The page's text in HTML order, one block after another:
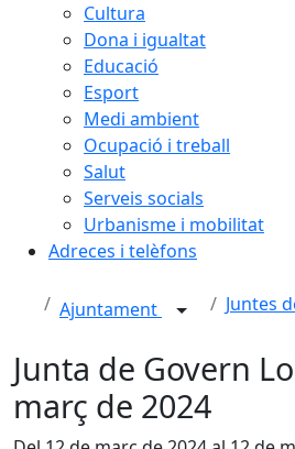
Cultura
Dona i igualtat
Educació
Esport
Medi ambient
Ocupació i treball
Salut
Serveis socials
Urbanisme i mobilitat
Adreces i telèfons
Ajuntament Juntes
Junta de Govern
març de 2024